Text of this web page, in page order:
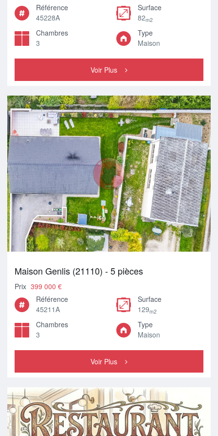
Référence
45228A
Surface
82m2
Chambres
3
Type
Maison
Voir Plus
Maison Genlis (21110) - 5 pièces
Prix 399 000 €
Référence
45211A
Surface
129m2
Chambres
3
Type
Maison
Voir Plus